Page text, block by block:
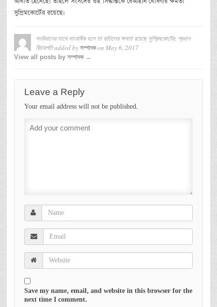
সুপ্রিমকোর্টের রয়েছে।
সংবিধানের সাথে সাংঘর্ষিক হলে তা বাতিলের ক্ষমতা রয়েছে সুপ্রিমকোর্টের: প্রধান
বিচারপতিadded by সম্পাদকon May 6, 2017
View all posts by সম্পাদক →
Leave a Reply
Your email address will not be published.
Save my name, email, and website in this browser for the
next time I comment.